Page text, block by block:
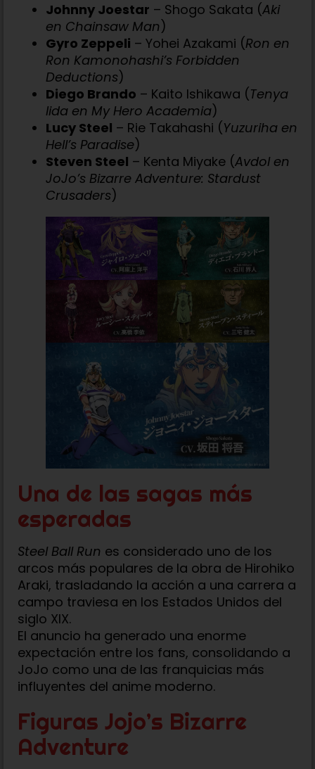
Johnny Joestar – Shogo Sakata (Aki
en Chainsaw Man)
Gyro Zeppeli – Yohei Azakami (Ron en
Ron Kamonohashi’s Forbidden
Deductions)
Diego Brando – Kaito Ishikawa (Tenya
Iida en My Hero Academia)
Lucy Steel – Rie Takahashi (Yuzuriha en
Hell’s Paradise)
Steven Steel – Kenta Miyake (Avdol en
JoJo’s Bizarre Adventure: Stardust
Crusaders)
Una de las sagas más
esperadas
Steel Ball Run es considerado uno de los
arcos más populares de la obra de Hirohiko
Araki, trasladando la acción a una carrera a
campo traviesa en los Estados Unidos del
siglo XIX.
El anuncio ha generado una enorme
expectación entre los fans, consolidando a
JoJo como una de las franquicias más
influyentes del anime moderno.
Figuras Jojo’s Bizarre
Adventure